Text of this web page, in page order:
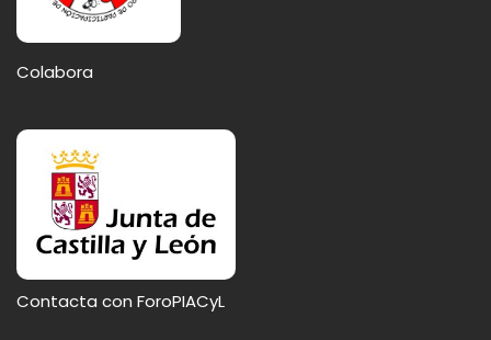
Colabora
Contacta con ForoPIACyL